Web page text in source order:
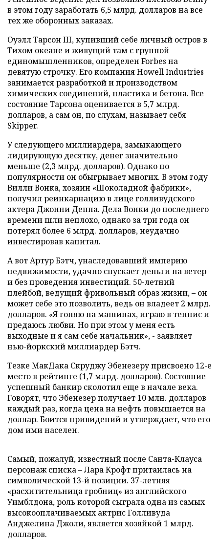
в этом году заработать 6,5 млрд. долларов на все
тех же оборонных заказах.
Оуэлл Тарсон III, купивший себе личный остров в
Тихом океане и живущий там с группой
единомышленников, определен Forbes на
девятую строчку. Его компания Howell Industries
занимается разработкой и производством
химических соединений, пластика и бетона. Все
состояние Тарсона оценивается в 5,7 млрд.
долларов, а сам он, по слухам, называет себя
Skipper.
У следующего миллиардера, замыкающего
лидирующую десятку, денег значительно
меньше (2,3 млрд. долларов). Однако по
популярности он обыгрывает многих. В этом году
Вилли Вонка, хозяин «Шоколадной фабрики»,
получил реинкарнацию в лице голливудского
актера Джонни Деппа. Дела Вонки до последнего
времени шли неплохо, однако за три года он
потерял более 6 млрд. долларов, неудачно
инвестировав капитал.
А вот Артур Бэтч, унаследовавший империю
недвижимости, удачно спускает деньги на ветер
и без проведения инвестиций. 50-летний
плейбой, ведущий фривольный образ жизни, – он
может себе это позволить, ведь он владеет 2 млрд.
долларов. «Я гоняю на машинах, играю в теннис и
предаюсь любви. Но при этом у меня есть
выходные и я сам себе начальник», - заявляет
нью-йоркский миллиардер Бэтч.
Тезке МакДака Скруджу Эбенезеру присвоено 12-е
место в рейтинге (1,7 млрд. долларов). Состояние
успешный банкир сколотил еще в начале века.
Говорят, что Эбенезер получает 10 млн. долларов
каждый раз, когда цена на нефть повышается на
доллар. Боится привидений и утверждает, что его
дом ими населен.
Самый, пожалуй, известный после Санта-Клауса
персонаж списка – Лара Крофт притаилась на
символической 13-й позиции. 37-летняя
«расхитительница гробниц» из английского
Уимблдона, роль которой сыграла одна из самых
высокооплачиваемых актрис Голливуда
Анджелина Джоли, является хозяйкой 1 млрд.
долларов.